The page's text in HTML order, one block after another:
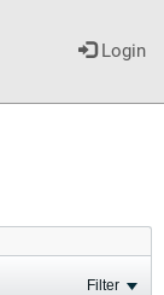
Login
Filter